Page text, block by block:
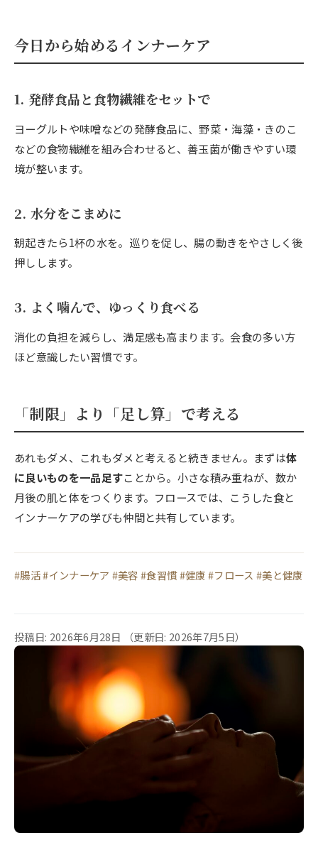
今日から始めるインナーケア
1. 発酵食品と食物繊維をセットで
ヨーグルトや味噌などの発酵食品に、野菜・海藻・きのこ
などの食物繊維を組み合わせると、善玉菌が働きやすい環
境が整います。
2. 水分をこまめに
朝起きたら1杯の水を。巡りを促し、腸の動きをやさしく後
押しします。
3. よく噛んで、ゆっくり食べる
消化の負担を減らし、満足感も高まります。会食の多い方
ほど意識したい習慣です。
「制限」より「足し算」で考える
あれもダメ、これもダメと考えると続きません。まずは体
に良いものを一品足すことから。小さな積み重ねが、数か
月後の肌と体をつくります。フロースでは、こうした食と
インナーケアの学びも仲間と共有しています。
#腸活 #インナーケア #美容 #食習慣 #健康 #フロース #美と健康
投稿日: 2026年6月28日 （更新日: 2026年7月5日）